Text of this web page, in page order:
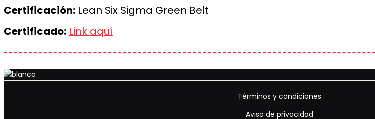
Certificación: Lean Six Sigma Green Belt
Certificado: Link aquí
Términos y condiciones
Aviso de privacidad